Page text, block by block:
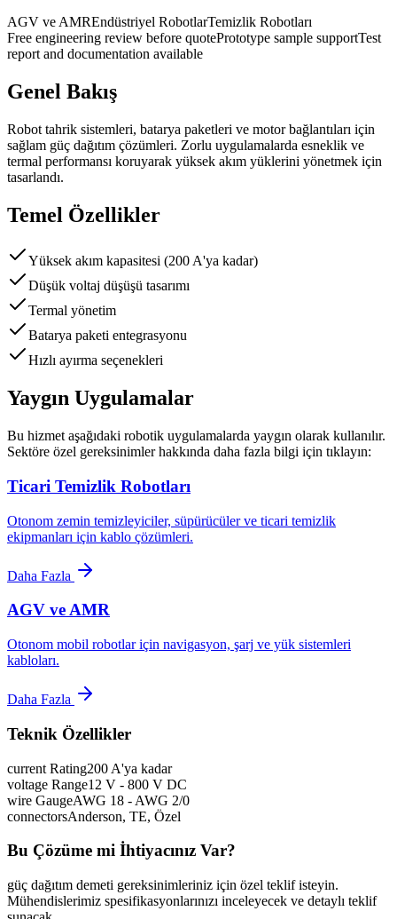
AGV ve AMREndüstriyel RobotlarTemizlik Robotları
Free engineering review before quotePrototype sample supportTest
report and documentation available
Genel Bakış
Robot tahrik sistemleri, batarya paketleri ve motor bağlantıları için
sağlam güç dağıtım çözümleri. Zorlu uygulamalarda esneklik ve
termal performansı koruyarak yüksek akım yüklerini yönetmek için
tasarlandı.
Temel Özellikler
Yüksek akım kapasitesi (200 A'ya kadar)
Düşük voltaj düşüşü tasarımı
Termal yönetim
Batarya paketi entegrasyonu
Hızlı ayırma seçenekleri
Yaygın Uygulamalar
Bu hizmet aşağıdaki robotik uygulamalarda yaygın olarak kullanılır.
Sektöre özel gereksinimler hakkında daha fazla bilgi için tıklayın:
Ticari Temizlik Robotları
Otonom zemin temizleyiciler, süpürücüler ve ticari temizlik
ekipmanları için kablo çözümleri.
Daha Fazla
AGV ve AMR
Otonom mobil robotlar için navigasyon, şarj ve yük sistemleri
kabloları.
Daha Fazla
Teknik Özellikler
current Rating200 A'ya kadar
voltage Range12 V - 800 V DC
wire GaugeAWG 18 - AWG 2/0
connectorsAnderson, TE, Özel
Bu Çözüme mi İhtiyacınız Var?
güç dağıtım demeti gereksinimleriniz için özel teklif isteyin.
Mühendislerimiz spesifikasyonlarınızı inceleyecek ve detaylı teklif